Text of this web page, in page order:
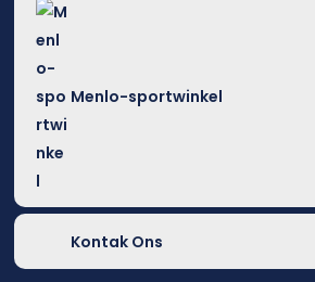
Menlo-sportwinkel
Kontak Ons